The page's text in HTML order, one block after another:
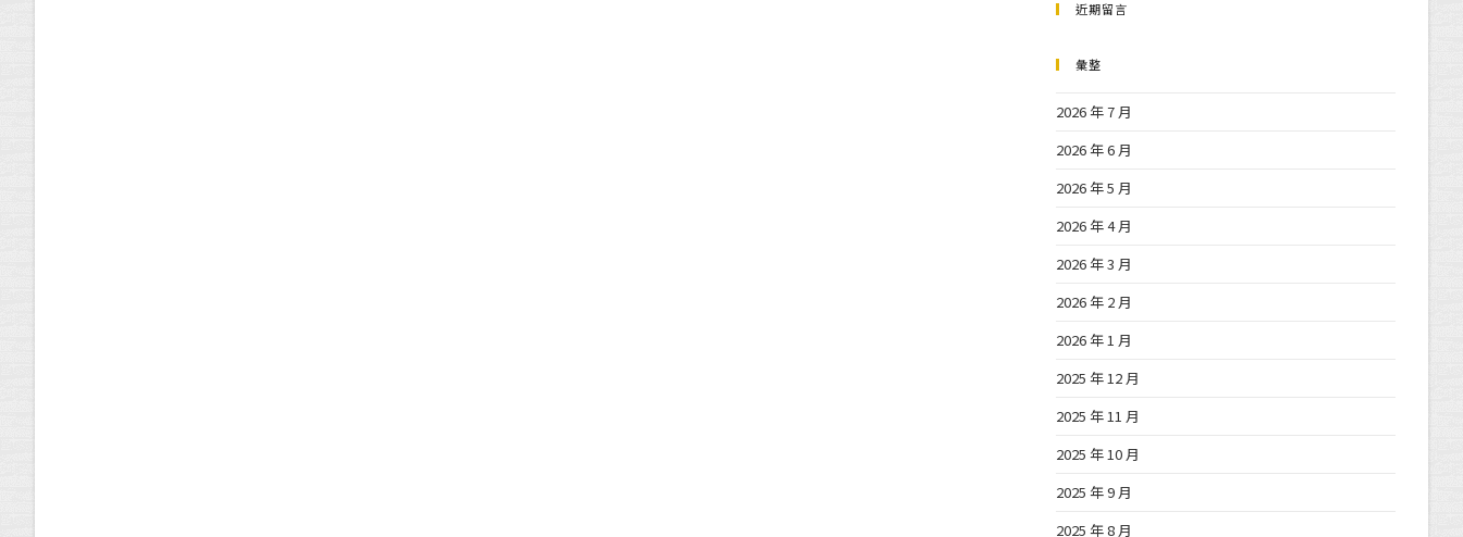
近期留言
彙整
2026 年 7 月
2026 年 6 月
2026 年 5 月
2026 年 4 月
2026 年 3 月
2026 年 2 月
2026 年 1 月
2025 年 12 月
2025 年 11 月
2025 年 10 月
2025 年 9 月
2025 年 8 月